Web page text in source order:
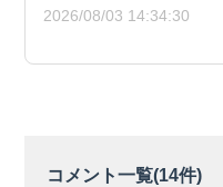
2026/08/03 14:34:30
コメント一覧(14件)